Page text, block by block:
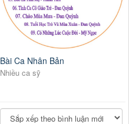
Bài Ca Nhân Bản
Nhiều ca sỹ